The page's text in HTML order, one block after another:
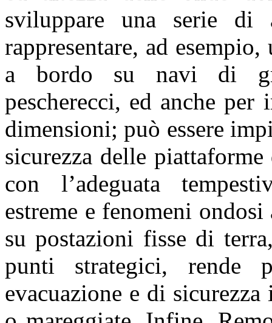
sviluppare una serie
rappresentare, ad
a bordo su navi di
pescherecci, ed anche
dimensioni; può essere
sicurezza delle
con l’adeguata
estreme e fenomeni
su postazioni fisse di
punti strategici, rende
evacuazione e di